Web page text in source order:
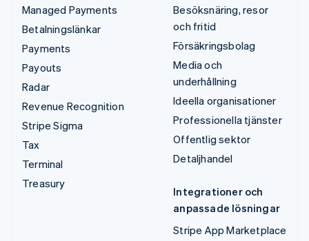
Managed Payments
Betalningslänkar
Payments
Payouts
Radar
Revenue Recognition
Stripe Sigma
Tax
Terminal
Treasury
Besöksnäring, resor
och fritid
Försäkringsbolag
Media och
underhållning
Ideella organisationer
Professionella tjänster
Offentlig sektor
Detaljhandel
Integrationer och
anpassade lösningar
Stripe App Marketplace